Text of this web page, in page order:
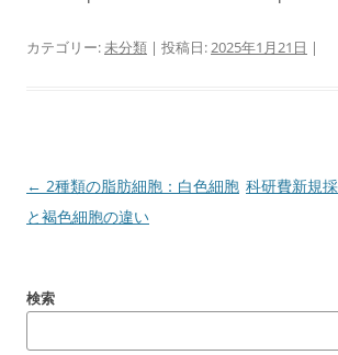
カテゴリー:未分類 | 投稿日:2025年1月21日 |
投
稿
ゲ
← 2種類の脂肪細胞：白色細胞
と褐色細胞の違い
科研費新規
検索